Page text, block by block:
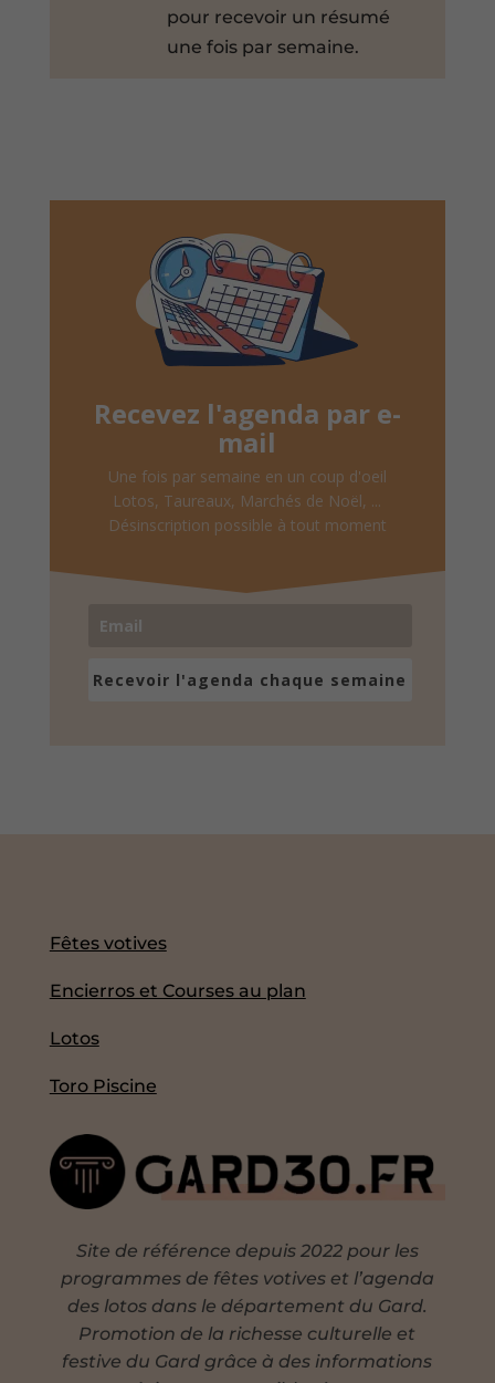
pour recevoir un résumé
une fois par semaine.
Recevez l'agenda par e-
mail
Une fois par semaine en un coup d'oeil
Lotos, Taureaux, Marchés de Noël, ...
Désinscription possible à tout moment
Recevoir l'agenda chaque semaine
Fêtes votives
Encierros et Courses au plan
Lotos
Toro Piscine
Site de référence depuis 2022 pour les
programmes de fêtes votives et l’agenda
des lotos dans le département du Gard.
Promotion de la richesse culturelle et
festive du Gard grâce à des informations